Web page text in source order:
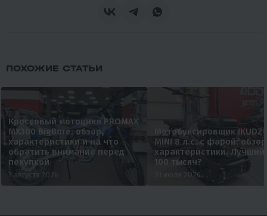
ПОХОЖИЕ СТАТЬИ
Кроссовый мотоцикл PROMAX
MX300 BigBore: обзор,
характеристики и на что
обратить внимание перед
покупкой
7 августа 2026
Мотобуксировщик
MINI 8 л.с. с фарой:
характеристики. Лучший
100 тысяч?
31 июля 2026